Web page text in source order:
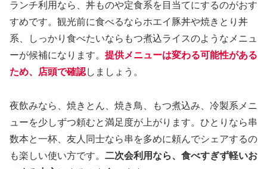
ランチ利用なら、丼ものや定食系を目当てにするのがおす
すめです。観光前に食べるならホエイ豚丼や焼きとり丼
系、しっかり食べたいならもつ煮込ライスのようなメニュ
ーが候補になります。 提供メニューは変わる可能性がある
ため、店頭で確認しましょう。
夜飲みなら、焼きとん、焼き鳥、もつ煮込み、冷製系メニ
ューを少しずつ頼むと満足度が上がります。ひとりなら串
数本と一杯、友人同士なら串を多めに頼んでシェアするの
も楽しい使い方です。 二次会利用なら、食べすぎず軽いお